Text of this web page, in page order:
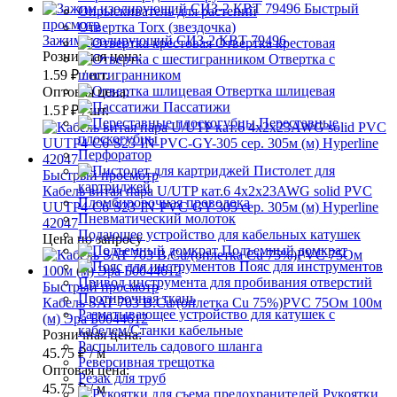
Опрыскиватель для растений
Отвертка Torx (звездочка)
Отвертка крестовая
Отвертка с
шестигранником
Отвертка шлицевая
Пассатижи
Переставные
плоскогубцы
Перфоратор
Пистолет для
картриджей
Пломбировочная проволока
Пневматический молоток
Подающее устройство для кабельных катушек
Подъемный домкрат
Пояс для инструментов
Привод инструмента для пробивания отверстий
Протирочная ткань
Разматывающее устройство для катушек с
кабелем/Станки кабельные
Распылитель садового шланга
Реверсивная трещотка
Резак для труб
Рукоятки
Быстрый
просмотр
Зажим изолирующий СИЗ-2 КВТ 79496
Розничная цена:
1.59 ₽/ шт.
Оптовая цена:
1.51 ₽/ шт.
Быстрый просмотр
Кабель витая пара U/UTP кат.6 4х2х23AWG solid PVC
UUTP4-C6-S23-IN-PVC-GY-305 сер. 305м (м) Hyperline
42047
Цена по запросу
Быстрый просмотр
Кабель SAT 703 B.Cu/(оплетка Cu 75%)PVC 75Ом 100м
(м) Эра Б0044612
Розничная цена:
45.75 ₽/ м
Оптовая цена:
45.75 ₽/ м